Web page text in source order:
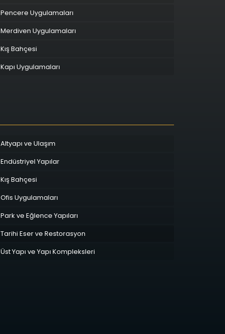
Pencere Uygulamaları
Merdiven Uygulamaları
Kış Bahçesi
Kapı Uygulamaları
Altyapı ve Ulaşım
Endüstriyel Yapılar
Kış Bahçesi
Ofis Uygulamaları
Park ve Eğlence Yapıları
Tarihi Eser ve Restorasyon
Üst Yapı ve Yapı Kompleksleri